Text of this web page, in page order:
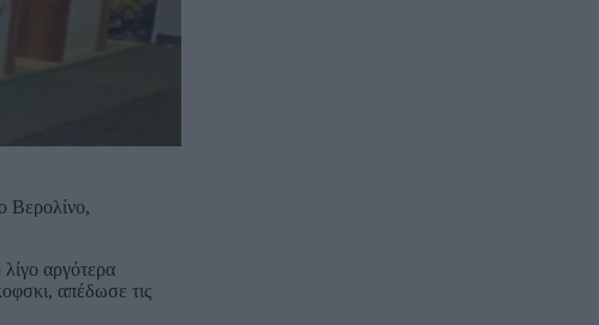
Βερολίνο,
αργότερα
απέδωσε τις